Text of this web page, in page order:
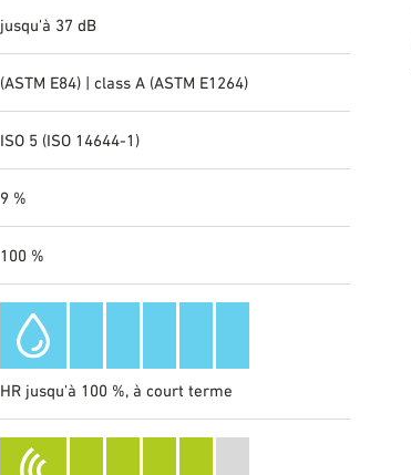
jusqu'à 37 dB
(ASTM E84) | class A (ASTM E1264)
ISO 5 (ISO 14644-1)
9 %
100 %
HR jusqu'à 100 %, à court terme